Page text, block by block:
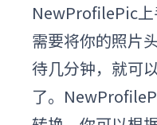
NewProfilePic上
需要将你的照片
待几分钟，就可
了。